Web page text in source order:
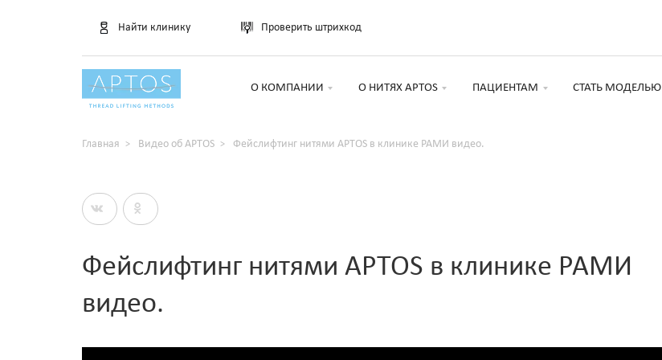
Найти клинику Проверить штрихкод
О КОМПАНИИ О НИТЯХ APTOS ПАЦИЕНТАМ СТАТЬ МОДЕЛЬЮ
Главная Видео об APTOS Фейслифтинг нитями APTOS в клинике РАМИ видео.
Фейслифтинг нитями APTOS в клинике РАМИ
видео.